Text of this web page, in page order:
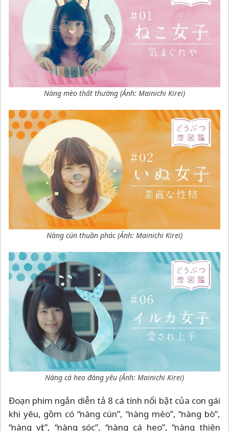
Nàng mèo thất thường (Ảnh: Mainichi Kirei)
Nàng cún thuần phác (Ảnh: Mainichi Kirei)
Nàng cá heo đáng yêu (Ảnh: Mainichi Kirei)
Đoạn phim ngắn diễn tả 8 cá tính nổi bật của con gái
khi yêu, gồm có “nàng cún”, “nàng mèo”, “nàng bò”,
“nàng vịt”, “nàng sóc”, “nàng cá heo”, “nàng thiên